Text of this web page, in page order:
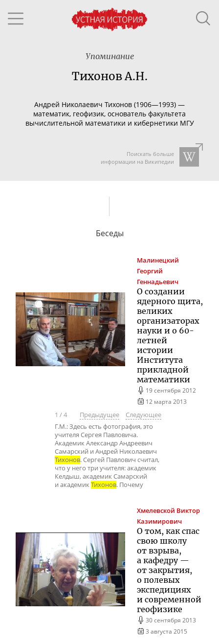
Упоминание
Тихонов А.Н.
Андрей Николаевич Тихонов (1906—1993) —
математик, геофизик, основатель факультета
вычислительной математики и кибернетики МГУ
Поискать больше
информации на Википедии
Беседы
Малинецкий
Георгий
Геннадьевич
О создании
ядерного щита,
великих
организаторах
науки и о 60-
летней
истории
Института
прикладной
математики
19 сентября 2012
12 марта 2013
1 /4 Предыдущее
Следующее
Г.М.: Здесь есть фотография, это
учителя Сергея Павловича.
Академик Александр Андреевич
Самарский и Андрей Николаевич
Тихонов. Сергей Павлович считал,
что у него три учителя: академик
Келдыш, академик Самарский
и академикТихонов. Почему
Хмелевской Виктор
Казимирович
О том, как спас
свою школу
от взрыва,
а кафедру —
от закрытия,
о полевых
экспедициях
и современной
геофизике
30 сентября 2013
3 августа 2015